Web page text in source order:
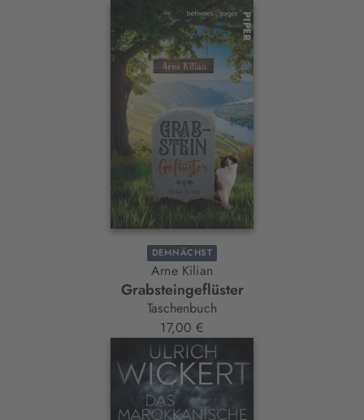
DEMNÄCHST
Arne Kilian
Grabsteingeflüster
Taschenbuch
17,00 €